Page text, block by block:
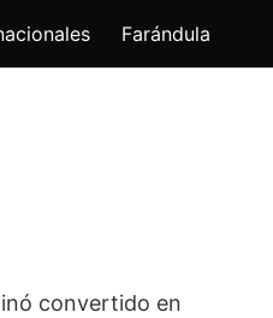
Farándula
convertido en